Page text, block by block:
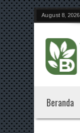
August 8, 2026
Beranda